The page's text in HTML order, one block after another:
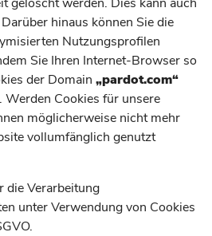
hinaus können Sie die
Nutzungsprofilen
Sie Ihren Internet-Browser so
der Domain „pardot.com“
Cookies für unsere
möglicherweise nicht mehr
vollumfänglich genutzt
die Verarbeitung
unter Verwendung von Cookies